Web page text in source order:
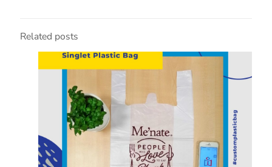
Related posts